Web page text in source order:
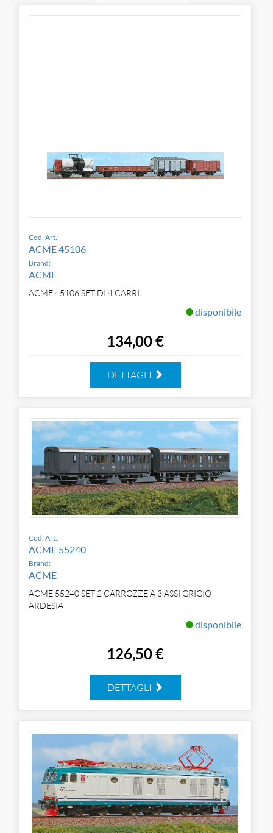
Cod. Art.:
ACME 45106
Brand:
ACME
ACME 45106 SET DI 4 CARRI
disponibile
134,00 €
DETTAGLI
Cod. Art.:
ACME 55240
Brand:
ACME
ACME 55240 SET 2 CARROZZE A 3 ASSI GRIGIO
ARDESIA
disponibile
126,50 €
DETTAGLI